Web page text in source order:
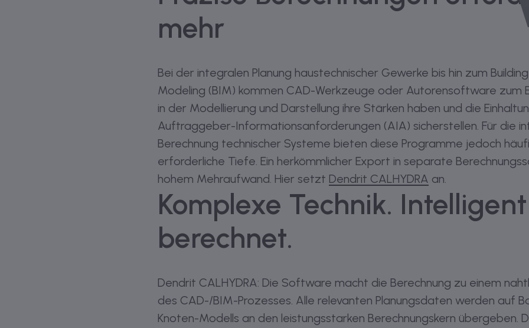
mehr
Bei der integralen Planung haustechnischer Gewerke bis hin zum
Modeling (BIM) kommen CAD-Werkzeuge oder Autorensoftware zum
in der Modellierung und Darstellung ihre Stärken haben und die
Auftraggeber-Informationsanforderungen (AIA) sicherstellen. Für die
Berechnung technischer Systeme bieten diese Programme jedoch
erforderliche Tiefe. Ein herkömmlicher Export in separate
hohem Mehraufwand. Hier setzt Dendrit CALHYDRA an.
Komplexe Technik. Intelligent
berechnet.
Dendrit CALHYDRA: Die Software macht die Berechnung zu einem
des CAD-/BIM-Prozesses. Alle relevanten Planungsdaten werden auf
Knoten-Modells an den leistungsstarken Berechnungskern übergeben.